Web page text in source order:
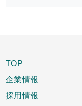
TOP
企業情報
採用情報